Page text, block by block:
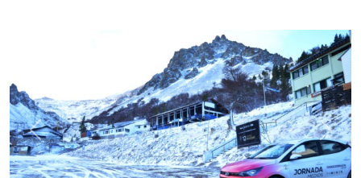
Anterior